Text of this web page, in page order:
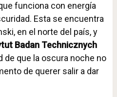
funciona con energía
Esta se encuentra
en el norte del país, y
Badan Technicznych
de que la oscura noche no
de querer salir a dar